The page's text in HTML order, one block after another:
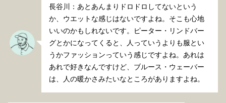
長谷川：あとあんまりドロドロしてないという
か、ウエットな感じはないですよね。そこも心地
いいのかもしれないです。ピーター・リンドバー
グとかになってくると、人っていうよりも服とい
うかファッションっていう感じですよね。あれは
あれで好きなんですけど、ブルース・ウェーバー
は、人の暖かさみたいなところがありますよね。